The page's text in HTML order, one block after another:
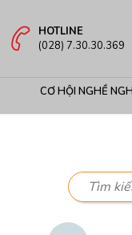
HOTLINE
(028) 7.30.30.369
CƠ HỘI NGHỀ